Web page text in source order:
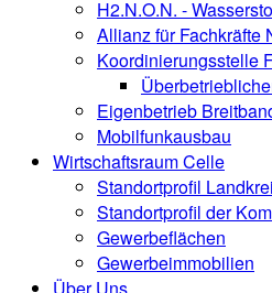
H2.N.O.N. -
Allianz für Fachkräfte
Koordinierungsstelle
Eigenbetrieb
Mobilfunkausbau
Wirtschaftsraum Celle
Standortprofil
Standortprofil der
Gewerbeflächen
Gewerbeimmobilien
Über Uns